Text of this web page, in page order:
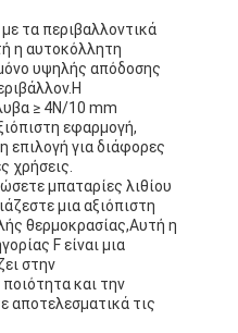
τα περιβαλλοντικά
η αυτοκόλλητη
υψηλής απόδοσης
≥ 4N/10 mm
εφαρμογή,
επιλογή για διάφορες
χρήσεις.
μπαταρίες λιθίου
μια αξιόπιστη
θερμοκρασίας,Αυτή η
F είναι μια
στην
και την
αποτελεσματικά τις